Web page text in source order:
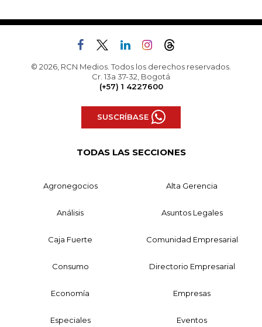
© 2026, RCN Medios. Todos los derechos reservados.
Cr. 13a 37-32, Bogotá
(+57) 1 4227600
SUSCRÍBASE
TODAS LAS SECCIONES
Agronegocios Alta Gerencia
Análisis Asuntos Legales
Caja Fuerte Comunidad Empresarial
Consumo Directorio Empresarial
Economía Empresas
Especiales Eventos